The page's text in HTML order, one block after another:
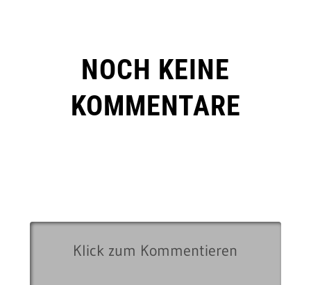
NOCH KEINE
KOMMENTARE